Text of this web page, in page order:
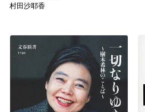
村田沙耶香